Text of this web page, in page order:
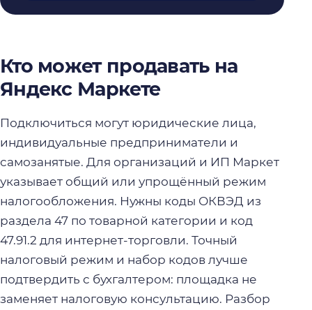
Кто может продавать на
Яндекс Маркете
Подключиться могут юридические лица,
индивидуальные предприниматели и
самозанятые. Для организаций и ИП Маркет
указывает общий или упрощённый режим
налогообложения. Нужны коды ОКВЭД из
раздела 47 по товарной категории и код
47.91.2 для интернет-торговли. Точный
налоговый режим и набор кодов лучше
подтвердить с бухгалтером: площадка не
заменяет налоговую консультацию. Разбор